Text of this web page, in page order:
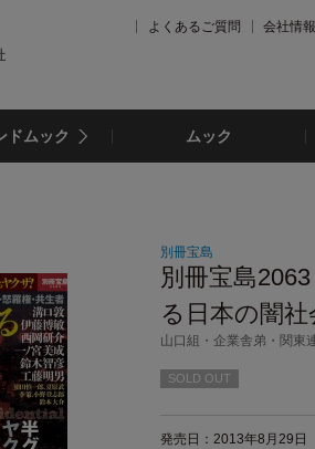
よくあるご質問 会社情報
ドムック ムック
別冊宝島
別冊宝島
る日本の闇社
山口組・企業舎弟・関東
SOLD OUT
発売日：2013年8月29日